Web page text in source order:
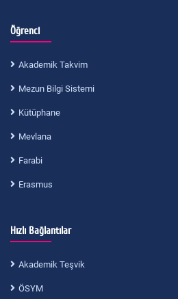
Öğrenci
Akademik Takvim
Mezun Bilgi Sistemi
Kütüphane
Mevlana
Farabi
Erasmus
Hızlı Bağlantılar
Akademik Teşvik
ÖSYM